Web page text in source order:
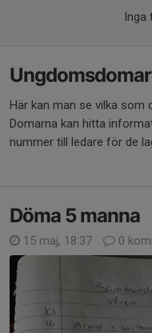
Inga
Här kan man se vilka som
Domarna kan hitta
nummer till ledare för de
Döma 5 manna
15 maj, 18:37 0